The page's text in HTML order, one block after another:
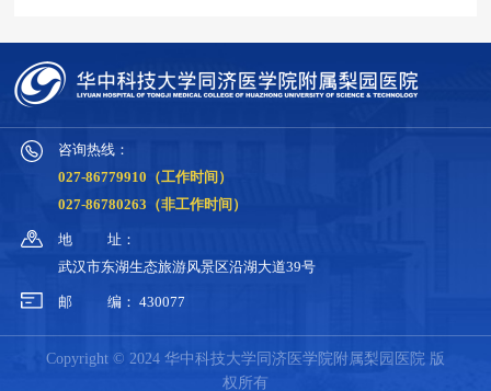
咨询热线：
027-86779910（工作时间）
027-86780263（非工作时间）
地
址：
武汉市东湖生态旅游风景区沿湖大道39号
邮 编： 430077
Copyright © 2024 华中科技大学同济医学院附属梨园医院 版
权所有